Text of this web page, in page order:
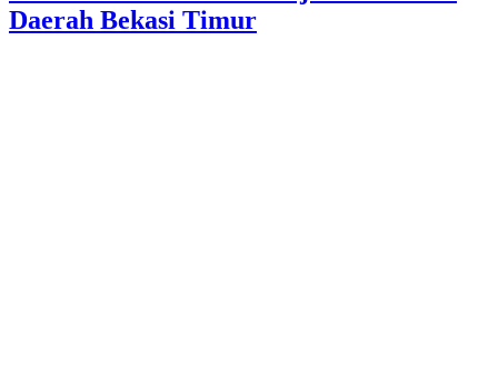
Daerah Bekasi Timur